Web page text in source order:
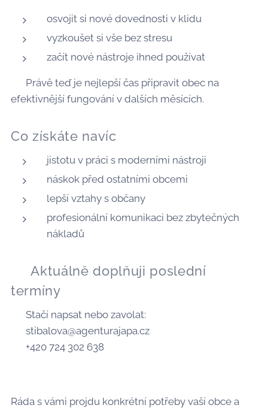
osvojit si nové dovednosti v klidu
vyzkoušet si vše bez stresu
začít nové nástroje ihned používat
👉 Právě teď je nejlepší čas připravit obec na
efektivnější fungování v dalších měsících.
Co získáte navíc
jistotu v práci s moderními nástroji
náskok před ostatními obcemi
lepší vztahy s občany
profesionální komunikaci bez zbytečných
nákladů
📅 Aktuálně doplňuji poslední
termíny
👉 Stačí napsat nebo zavolat:
📧 stibalova@agenturajapa.cz
📞 +420 724 302 638
Ráda s vámi projdu konkrétní potřeby vaší obce a